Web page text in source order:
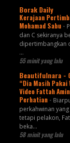
Borak Daily
Kerajaan
Mohamad Sabu -
dan C sekiranya
dipertimbangkan
...
55 minit yang lalu
Beautifulnara -
“Dia Masih Pakai
Video Fattah
Perhatian -
perkahwinan
tetapi pelakon,
beka...
58 minit yang lalu